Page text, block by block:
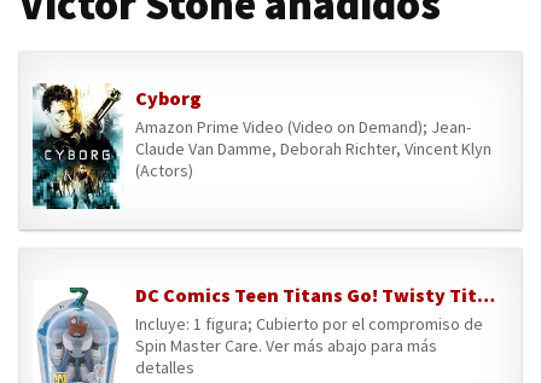
Cyborg
Amazon Prime Video (Video on Demand); Jean-
Claude Van Damme, Deborah Richter, Vincent Klyn
(Actors)
DC Comics Teen Titans Go! Twisty Titans, Cyborg, figura de acción flexible, juguetes para niños y niñas de 4 años en adelante
Incluye: 1 figura; Cubierto por el compromiso de
Spin Master Care. Ver más abajo para más
detalles